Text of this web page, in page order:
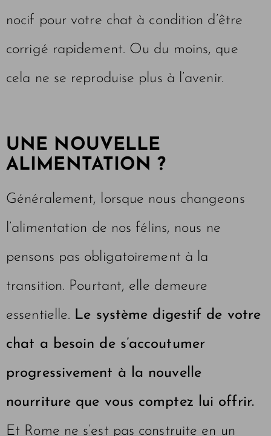
nocif pour votre chat à condition d’être
corrigé rapidement. Ou du moins, que
cela ne se reproduise plus à l’avenir.
UNE NOUVELLE
ALIMENTATION ?
Généralement, lorsque nous changeons
l’alimentation de nos félins, nous ne
pensons pas obligatoirement à la
transition. Pourtant, elle demeure
essentielle. Le système digestif de votre
chat a besoin de s’accoutumer
progressivement à la nouvelle
nourriture que vous comptez lui offrir.
Et Rome ne s’est pas construite en un